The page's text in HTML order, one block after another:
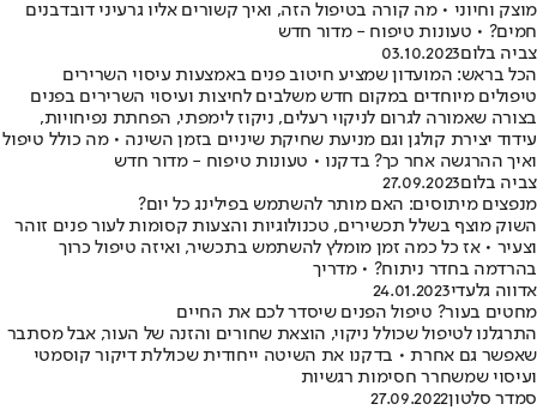
מוצק וחיוני • מה קורה בטיפול הזה, ואיך קשורים אליו גרעיני דובדבנים
חמים? • טעונות טיפוח - מדור חדש
צביה בלום03.10.2023
הכל בראש: המועדון שמציע חיטוב פנים באמצעות עיסוי השרירים
טיפולים מיוחדים במקום חדש משלבים לחיצות ועיסוי השרירים בפנים
בצורה שאמורה לגרום לניקוי רעלים, ניקוז לימפתי, הפחתת נפיחויות,
עידוד יצירת קולגן וגם מניעת שחיקת שיניים בזמן השינה • מה כולל טיפול
ואיך ההרגשה אחר כך? בדקנו • טעונות טיפוח - מדור חדש
צביה בלום27.09.2023
מנפצים מיתוסים: האם מותר להשתמש בפילינג כל יום?
השוק מוצף בשלל תכשירים, טכנולוגיות והצעות קסומות לעור פנים זוהר
וצעיר • אז כל כמה זמן מומלץ להשתמש בתכשיר, ואיזה טיפול כרוך
בהרדמה בחדר ניתוח? • מדריך
אדווה גלעדי24.01.2023
מחטים בעור? טיפול הפנים שיסדר לכם את החיים
התרגלנו לטיפול שכולל ניקוי, הוצאת שחורים והזנה של העור, אבל מסתבר
שאפשר גם אחרת • בדקנו את השיטה ייחודית שכוללת דיקור קוסמטי
ועיסוי שמשחרר חסימות רגשיות
סמדר סלטון27.09.2022